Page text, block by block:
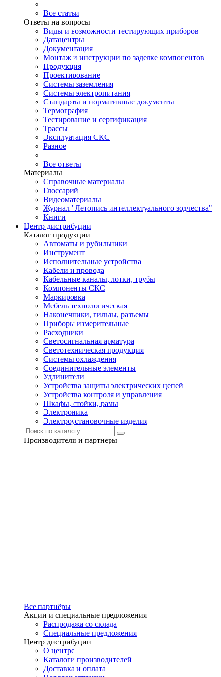
Все статьи
Ответы на вопросы
Виды и возможности тестирующих приборов
Датацентры
Документация
Монтаж и инструкции по заделке компонентов
Продукция
Проектирование
Системы заземления
Системы электропитания
Стандарты и нормативные документы
Термография
Тестирование и сертификация
Трассы
Эксплуатация СКС
Разное
Все ответы
Материалы
Справочные материалы
Глоссарий
Видеоматериалы
Журнал "Летопись интеллектуального зодчества"
Книги
Центр дистрибуции
Каталог продукции
Автоматы и рубильники
Инструмент
Исполнительные устройства
Кабели и провода
Кабельные каналы, лотки, трубы
Компоненты СКС
Маркировка
Мебель технологическая
Наконечники, гильзы, разъемы
Приборы измерительные
Расходники
Светосигнальная арматура
Светотехническая продукция
Системы охлаждения
Соединительные элементы
Удлинители
Устройства защиты электрических цепей
Устройства контроля и управления
Шкафы, стойки, рамы
Электроника
Электроустановочные изделия
Производители и партнеры
Все партнёры
Акции и специальные предложения
Распродажа со склада
Специальные предложения
Центр дистрибуции
О центре
Каталоги производителей
Доставка и оплата